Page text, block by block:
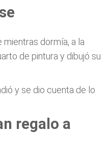
dormía, a la
de pintura y dibujó su
y se dio cuenta de lo
regalo a